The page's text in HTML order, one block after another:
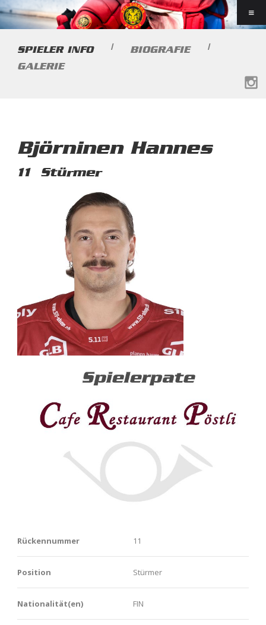
SPIELER INFO | BIOGRAFIE
|
GALERIE
Björninen Hannes
11 Stürmer
Rückennummer 11
Position Stürmer
Nationalität(en) FIN